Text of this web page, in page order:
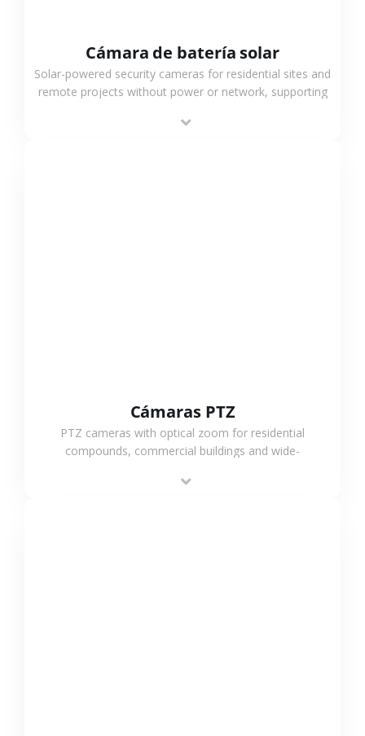
Cámara de batería solar
Solar-powered security cameras for residential sites and
remote projects without power or network, supporting
outdoor monitoring.
Cámaras PTZ
PTZ cameras with optical zoom for residential
compounds, commercial buildings and wide-
monitoring and flexible coverage.